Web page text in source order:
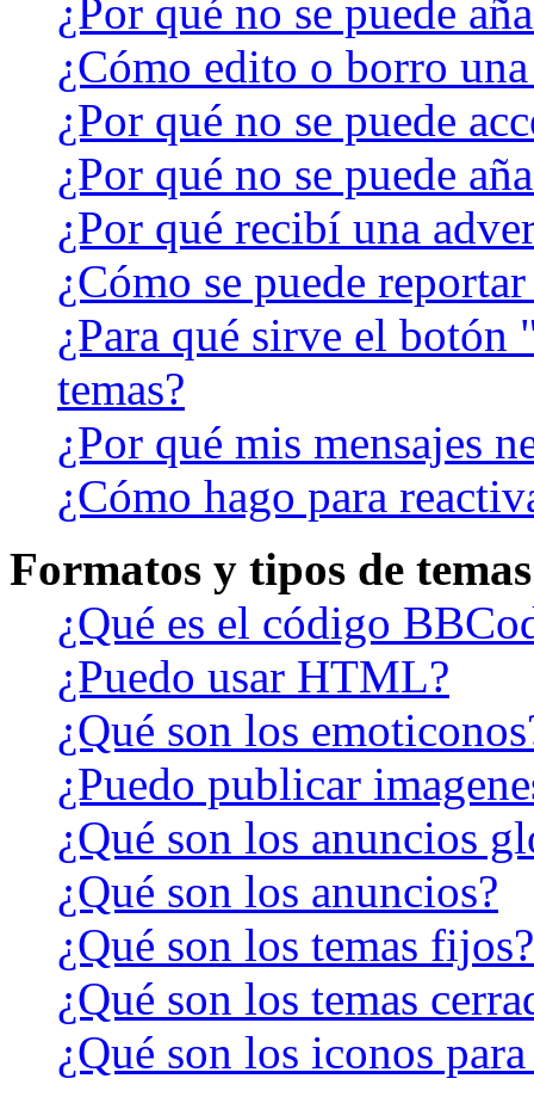
¿Por qué no se puede
¿Cómo edito o borro una
¿Por qué no se puede
¿Por qué no se puede
¿Por qué recibí una
¿Cómo se puede
¿Para qué sirve el
temas?
¿Por qué mis mensajes
¿Cómo hago para
Formatos y tipos de temas
¿Qué es el código
¿Puedo usar HTML?
¿Qué son los
¿Puedo publicar
¿Qué son los anuncios
¿Qué son los anuncios?
¿Qué son los temas fijos?
¿Qué son los temas
¿Qué son los iconos